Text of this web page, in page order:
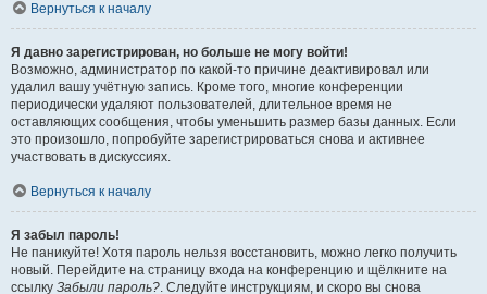
Вернуться к началу
Я давно зарегистрирован, но больше не могу войти!
Возможно, администратор по какой-то причине деактивировал или
удалил вашу учётную запись. Кроме того, многие конференции
периодически удаляют пользователей, длительное время не
оставляющих сообщения, чтобы уменьшить размер базы данных. Если
это произошло, попробуйте зарегистрироваться снова и активнее
участвовать в дискуссиях.
Вернуться к началу
Я забыл пароль!
Не паникуйте! Хотя пароль нельзя восстановить, можно легко получить
новый. Перейдите на страницу входа на конференцию и щёлкните на
ссылку Забыли пароль?. Следуйте инструкциям, и скоро вы снова